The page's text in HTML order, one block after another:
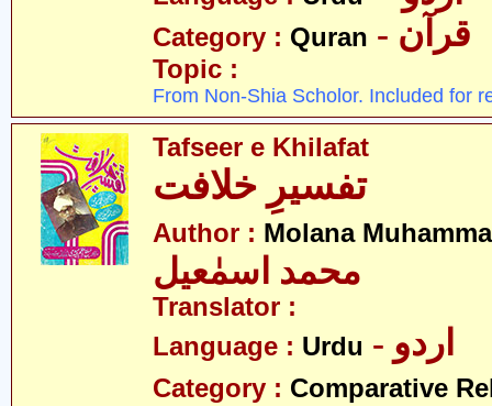
Category : Quran - قرآن
Topic :
From Non-Shia Scholor. Included for
Tafseer e Khilafat
تفسیرِ خلافت
Author : Molana
محمد اسمٰعیل
Translator :
Language : Urdu - اردو
Category : Comparative